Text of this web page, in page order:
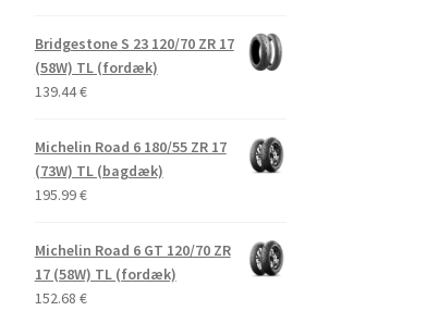
Bridgestone S 23 120/70 ZR 17
(58W) TL (fordæk)
139.44€
Michelin Road 6 180/55 ZR 17
(73W) TL (bagdæk)
195.99€
Michelin Road 6 GT 120/70 ZR
17 (58W) TL (fordæk)
152.68 €